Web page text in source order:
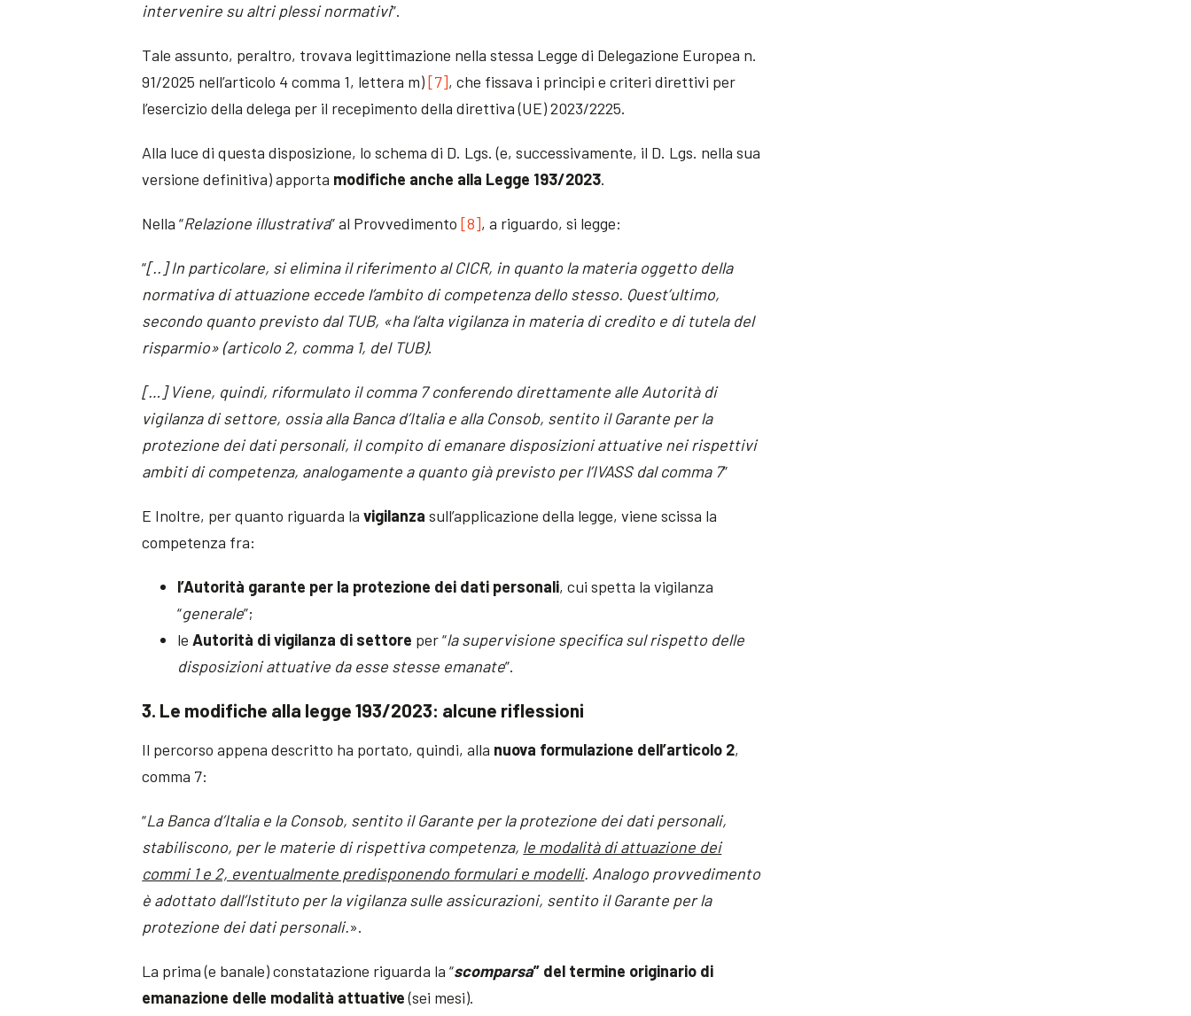
intervenire su altri plessi normativi”.
Tale assunto, peraltro, trovava legittimazione nella stessa Legge di Delegazione Europea n.
91/2025 nell’articolo 4 comma 1, lettera m)[7], che fissava i principi e criteri direttivi per
l’esercizio della delega per il recepimento della direttiva (UE) 2023/2225.
Alla luce di questa disposizione, lo schema di D. Lgs. (e, successivamente, il D. Lgs. nella sua
versione definitiva) apporta modifiche anche alla Legge 193/2023.
Nella “Relazione illustrativa” al Provvedimento[8], a riguardo, si legge:
“[..] In particolare, si elimina il riferimento al CICR, in quanto la materia oggetto della
normativa di attuazione eccede l’ambito di competenza dello stesso. Quest’ultimo,
secondo quanto previsto dal TUB, «ha l’alta vigilanza in materia di credito e di tutela del
risparmio» (articolo 2, comma 1, del TUB).
[…] Viene, quindi, riformulato il comma 7 conferendo direttamente alle Autorità di
vigilanza di settore, ossia alla Banca d’Italia e alla Consob, sentito il Garante per la
protezione dei dati personali, il compito di emanare disposizioni attuative nei rispettivi
ambiti di competenza, analogamente a quanto già previsto per l’IVASS dal comma 7”
E Inoltre, per quanto riguarda lavigilanza sull’applicazione della legge, viene scissa la
competenza fra:
l’Autorità garante per la protezione dei dati personali, cui spetta la vigilanza
“generale”;
leAutorità di vigilanza di settore per “la supervisione specifica sul rispetto delle
disposizioni attuative da esse stesse emanate”.
3. Le modifiche alla legge 193/2023: alcune riflessioni
Il percorso appena descritto ha portato, quindi, alla nuova formulazione dell’articolo 2,
comma 7:
“La Banca d’Italia e la Consob, sentito il Garante per la protezione dei dati personali,
stabiliscono, per le materie di rispettiva competenza, le modalità di attuazione dei
commi 1 e 2, eventualmente predisponendo formulari e modelli. Analogo provvedimento
è adottato dall’Istituto per la vigilanza sulle assicurazioni, sentito il Garante per la
protezione dei dati personali.».
La prima (e banale) constatazione riguarda la “scomparsa” del termine originario di
emanazione delle modalità attuative(sei mesi).